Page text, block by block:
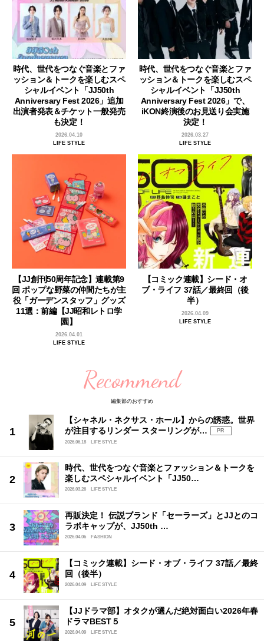
時代、世代をつなぐ音楽とファ
ッション＆トークを楽しむスペ
シャルイベント「JJ50th
Anniversary Fest 2026」追加
出演者発表＆チケット一般発売
も決定！
2026.04.10
LIFE STYLE
時代、世代をつなぐ音楽とファ
ッション＆トークを楽しむスペ
シャルイベント「JJ50th
Anniversary Fest 2026」で、
iKON終演後のお見送り会実施
決定！
2026.03.27
LIFE STYLE
【JJ創刊50周年記念】連載第9
回 ポップな野菜の仲間たちが主
役「ガーデンスタッフ」グッズ
11選：前編【JJ昭和レトロ学
園】
2026.04.01
LIFE STYLE
【コミック連載】シード・オ
ブ・ライフ 37話／最終回（後
半）
2026.04.09
LIFE STYLE
Recommend
編集部のおすすめ
【シャネル・ネクサス・ホール】からの誘惑。世界
が注目するリンダー スターリングが…
PR
2026.06.18
LIFE STYLE
時代、世代をつなぐ音楽とファッション＆トークを
楽しむスペシャルイベント「JJ50…
2026.03.26 LIFE STYLE
再販決定！ 伝説ブランド「セーラーズ」とJJとのコ
ラボキャップが、JJ50th …
2026.04.06 FASHION
【コミック連載】シード・オブ・ライフ 37話／最終
回（後半）
2026.04.09 LIFE STYLE
【JJドラマ部】オタクが選んだ絶対面白い2026年春
ドラマBEST５
2026.04.09 LIFE STYLE